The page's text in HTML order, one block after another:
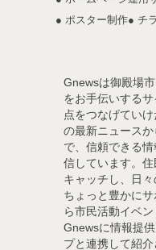
● ポスター制作● チ
Gnewsは御殿場
をお手伝いする
点をつなげてい
の最新ニュース
で、信頼できる
信しています。住
キャッチし、日々
ちょっと豊かに
ら市民活動イベン
Gnewsに情報提
プと連携して紹